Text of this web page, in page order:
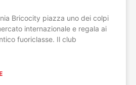
Bricocity piazza uno dei colpi
internazionale e regala ai
fuoriclasse. Il club